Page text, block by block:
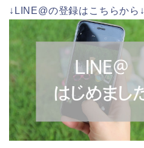
↓LINE@の登録はこちらから↓